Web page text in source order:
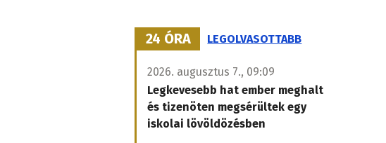
24 ÓRA LEGOLVASOTTABB
2026. augusztus 7., 09:09
Legkevesebb hat ember meghalt
és tizenöten megsérültek egy
iskolai lövöldözésben